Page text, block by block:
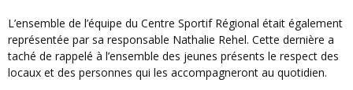
L’ensemble de l’équipe du Centre Sportif Régional était également
représentée par sa responsable Nathalie Rehel. Cette dernière a
taché de rappelé à l’ensemble des jeunes présents le respect des
locaux et des personnes qui les accompagneront au quotidien.